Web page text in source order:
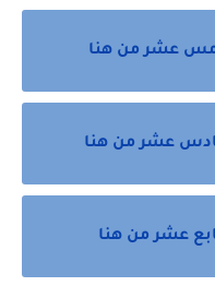
عشر من هنا
عشر من هنا
عشر من هنا